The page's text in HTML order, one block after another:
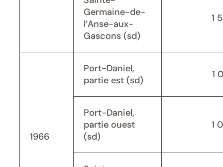
Germaine-de-
l’Anse-aux-
Gascons (sd)
1
1966
Port-Daniel,
partie est (sd)
1
Port-Daniel,
partie ouest
(sd)
1